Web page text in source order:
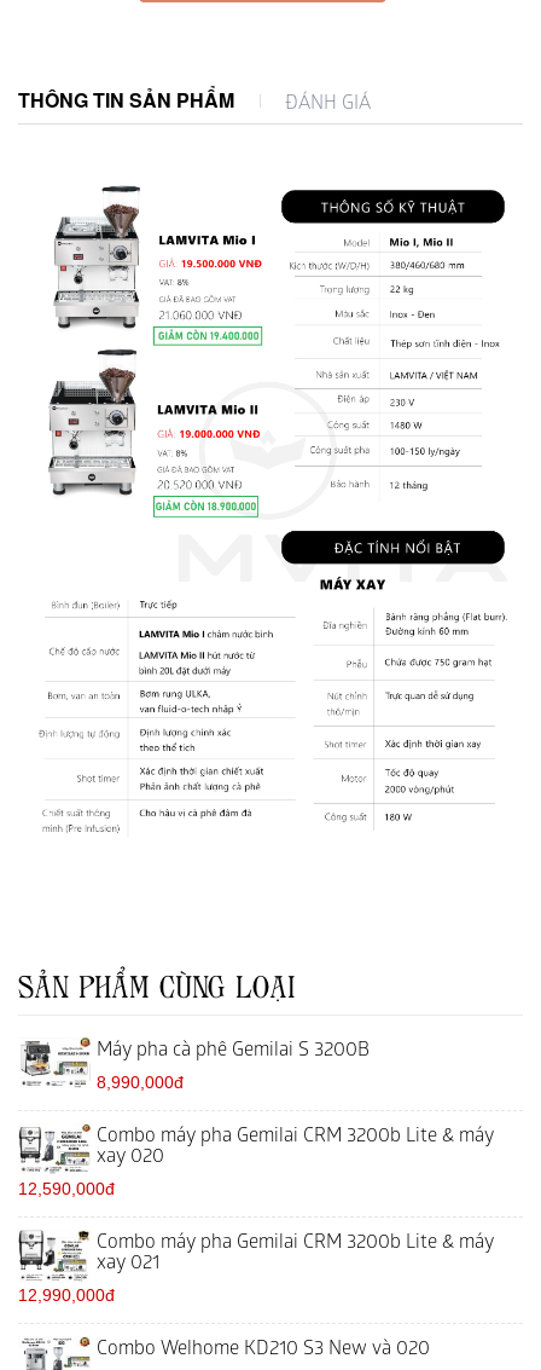
THÔNG TIN SẢN PHẨM ĐÁNH GIÁ
SẢN PHẨM CÙNG LOẠI
Máy pha cà phê Gemilai S 3200B
8,990,000đ
Combo máy pha Gemilai CRM 3200b Lite & máy
xay 020
12,590,000đ
Combo máy pha Gemilai CRM 3200b Lite & máy
xay 021
12,990,000đ
Combo Welhome KD210 S3 New và 020